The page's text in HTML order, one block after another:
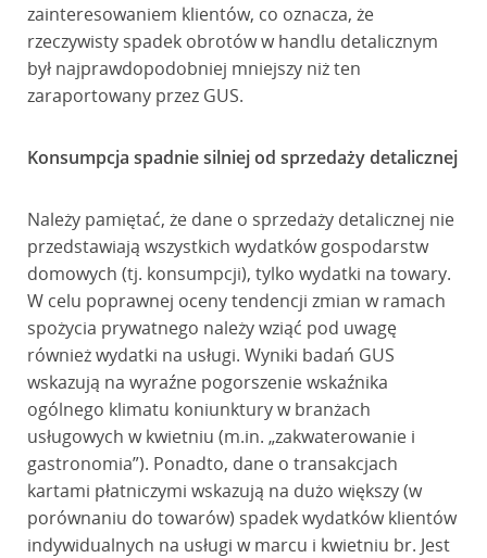
zainteresowaniem klientów, co oznacza, że
rzeczywisty spadek obrotów w handlu detalicznym
był najprawdopodobniej mniejszy niż ten
zaraportowany przez GUS.
Konsumpcja spadnie silniej od sprzedaży detalicznej
Należy pamiętać, że dane o sprzedaży detalicznej nie
przedstawiają wszystkich wydatków gospodarstw
domowych (tj. konsumpcji), tylko wydatki na towary.
W celu poprawnej oceny tendencji zmian w ramach
spożycia prywatnego należy wziąć pod uwagę
również wydatki na usługi. Wyniki badań GUS
wskazują na wyraźne pogorszenie wskaźnika
ogólnego klimatu koniunktury w branżach
usługowych w kwietniu (m.in. „zakwaterowanie i
gastronomia”). Ponadto, dane o transakcjach
kartami płatniczymi wskazują na dużo większy (w
porównaniu do towarów) spadek wydatków klientów
indywidualnych na usługi w marcu i kwietniu br. Jest